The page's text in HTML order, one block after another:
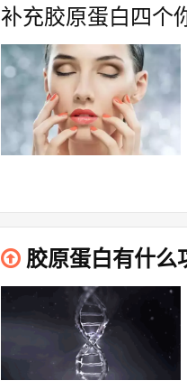
补充胶原蛋白四个
胶原蛋白有什么